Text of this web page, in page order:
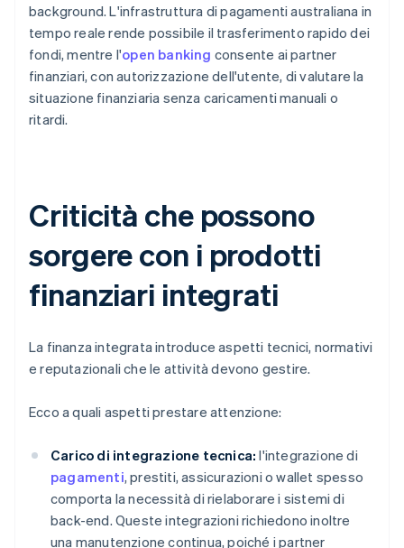
background. L'infrastruttura di pagamenti australiana in
tempo reale rende possibile il trasferimento rapido dei
fondi, mentre l'open banking consente ai partner
finanziari, con autorizzazione dell'utente, di valutare la
situazione finanziaria senza caricamenti manuali o
ritardi.
Criticità che possono
sorgere con i prodotti
finanziari integrati
La finanza integrata introduce aspetti tecnici, normativi
e reputazionali che le attività devono gestire.
Ecco a quali aspetti prestare attenzione:
Carico di integrazione tecnica: l'integrazione di
pagamenti, prestiti, assicurazioni o wallet spesso
comporta la necessità di rielaborare i sistemi di
back-end. Queste integrazioni richiedono inoltre
una manutenzione continua, poiché i partner